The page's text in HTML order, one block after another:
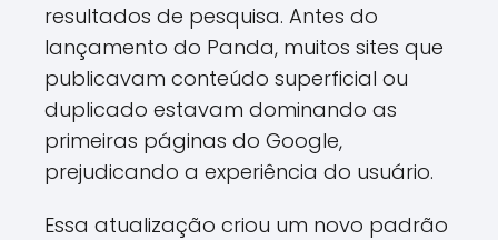
resultados de pesquisa. Antes do
lançamento do Panda, muitos sites que
publicavam conteúdo superficial ou
duplicado estavam dominando as
primeiras páginas do Google,
prejudicando a experiência do usuário.
Essa atualização criou um novo padrão